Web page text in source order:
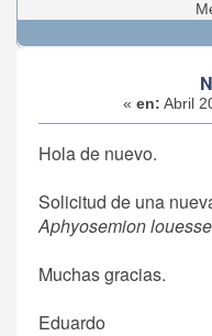
« en: Abril
Hola de nuevo.
Solicitud de una
Aphyosemion
Muchas gracias.
Eduardo